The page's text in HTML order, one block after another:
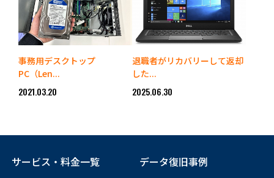
事務用デスクトップ
PC（Len...
2021.03.20
退職者がリカバリーして返却
した...
2025.06.30
サービス・料金一覧
データ復旧事例